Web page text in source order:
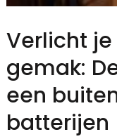
Verlicht
gemak:
een
batterijen